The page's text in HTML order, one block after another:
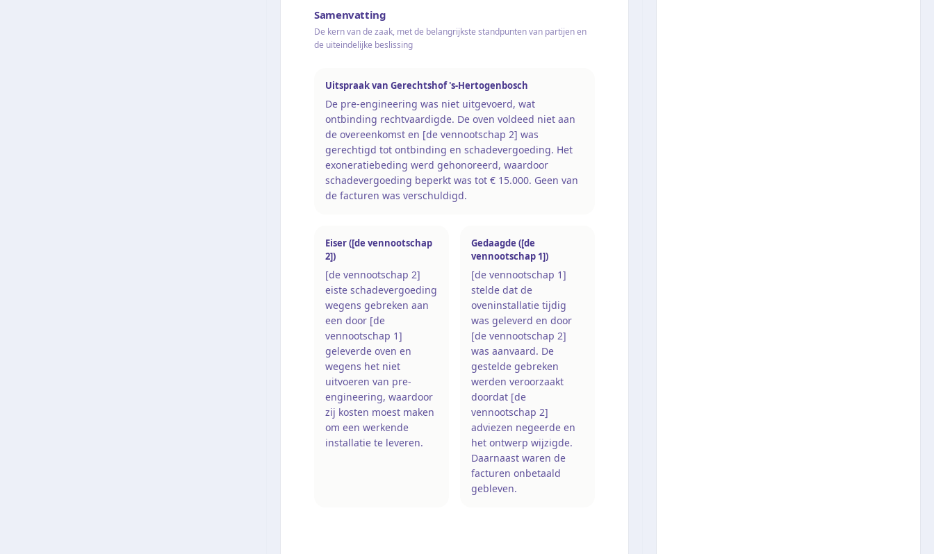
Samenvatting
De kern van de zaak, met de belangrijkste standpunten van partijen en
de uiteindelijke beslissing
Uitspraak van Gerechtshof 's-Hertogenbosch
De pre-engineering was niet uitgevoerd, wat
ontbinding rechtvaardigde. De oven voldeed niet aan
de overeenkomst en [de vennootschap 2] was
gerechtigd tot ontbinding en schadevergoeding. Het
exoneratiebeding werd gehonoreerd, waardoor
schadevergoeding beperkt was tot € 15.000. Geen van
de facturen was verschuldigd.
Eiser ([de vennootschap
2])
[de vennootschap 2]
eiste schadevergoeding
wegens gebreken aan
een door [de
vennootschap 1]
geleverde oven en
wegens het niet
uitvoeren van pre-
engineering, waardoor
zij kosten moest maken
om een werkende
installatie te leveren.
Gedaagde ([de
vennootschap 1])
[de vennootschap 1]
stelde dat de
oveninstallatie tijdig
was geleverd en door
[de vennootschap 2]
was aanvaard. De
gestelde gebreken
werden veroorzaakt
doordat [de
vennootschap 2]
adviezen negeerde en
het ontwerp wijzigde.
Daarnaast waren de
facturen onbetaald
gebleven.